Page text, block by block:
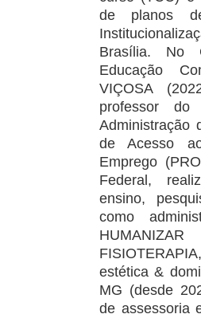
de planos
Brasília. No
Educação
VIÇOSA
professor
Administração
de Acesso
Emprego
Federal,
ensino,
como
estética &
MG (desde
de assessoria